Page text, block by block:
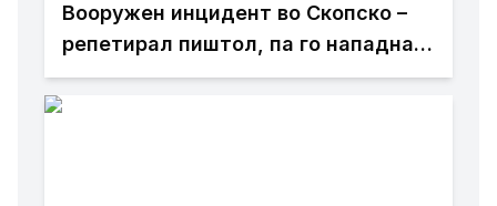
Вооружен инцидент во Скопско –
репетирал пиштол, па го нападнал
со кундако